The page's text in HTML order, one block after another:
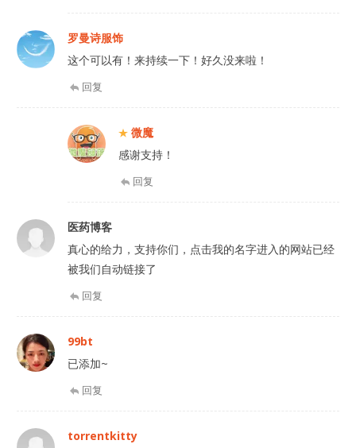
罗曼诗服饰
这个可以有！来持续一下！好久没来啦！
回复
微魔
感谢支持！
回复
医药博客
真心的给力，支持你们，点击我的名字进入的网站已经
被我们自动链接了
回复
99bt
已添加~
回复
torrentkitty